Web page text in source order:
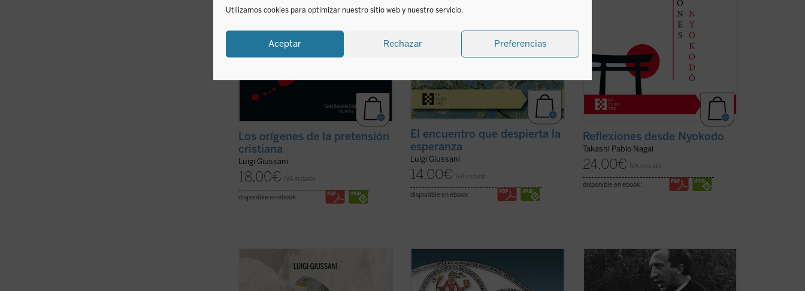
Utilizamos cookies para optimizar nuestro sitio web y nuestro servicio.
Aceptar Rechazar Preferencias
Los orígenes de la pretensión
cristiana
Luigi Giussani
18,00€ IVA incluido
disponible en ebook:
El encuentro que despierta la
esperanza
Luigi Giussani
14,00€ IVA incluido
disponible en ebook:
Reflexiones desde Nyokodo
Takashi Pablo Nagai
24,00€ IVA incluido
disponible en ebook:
Giussani continúa su diálogo abierto en
este tercer y último volumen dedicado a
la caridad, junto con su condición
La Belleza en la Palabra
contribución única para devolver la
realidad al centro del aprendizaje. A los
Los textos reunidos en este libro
pertenecen a un momento delicado y
crucial de la historia de Comunión y